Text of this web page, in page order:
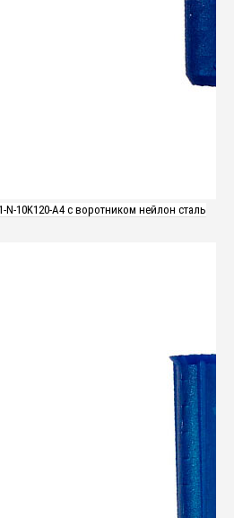
10K120-A4 с воротником нейлон сталь